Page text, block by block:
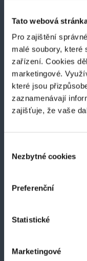
Tato webová
Pro zajištění
malé soubory, které
zařízení. Cookies
marketingové.
které jsou
zaznamenávají
zajišťuje, že vaše
souhlasu
Nezbytné cookies
Preferenční
Statistické
Marketingové